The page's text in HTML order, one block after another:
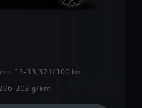
13-13,32 l/100 km
303 g/km